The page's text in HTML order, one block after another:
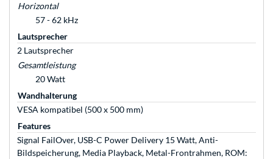
Horizontal
57 - 62 kHz
Lautsprecher
2 Lautsprecher
Gesamtleistung
20 Watt
Wandhalterung
VESA kompatibel (500 x 500 mm)
Features
Signal FailOver, USB-C Power Delivery 15 Watt, Anti-
Bildspeicherung, Media Playback, Metal-Frontrahmen, ROM: